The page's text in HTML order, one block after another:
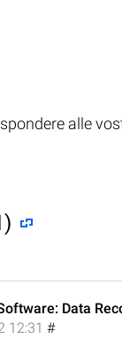
alle
Data
12:31 #